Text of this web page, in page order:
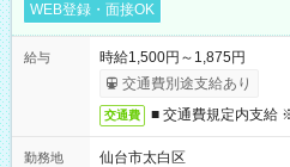
WEB登録・面接OK
給与
時給1,500円～1,875円
交通費別途支給あり
交通費 ■ 交通費規定内支給
勤務地
仙台市太白区